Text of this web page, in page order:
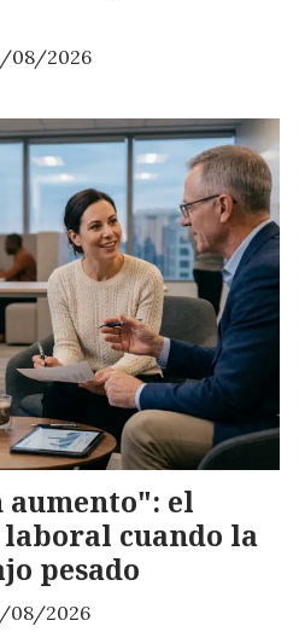
08/2026
aumento": el
cuando la
pesado
08/2026